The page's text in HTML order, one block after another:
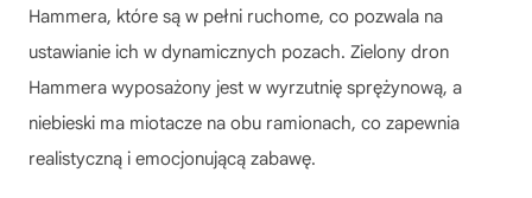
Hammera, które są w pełni ruchome, co pozwala na
ustawianie ich w dynamicznych pozach. Zielony dron
Hammera wyposażony jest w wyrzutnię sprężynową, a
niebieski ma miotacze na obu ramionach, co zapewnia
realistyczną i emocjonującą zabawę.